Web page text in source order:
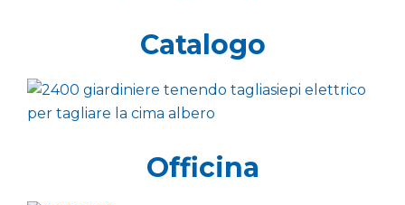
Catalogo
Officina